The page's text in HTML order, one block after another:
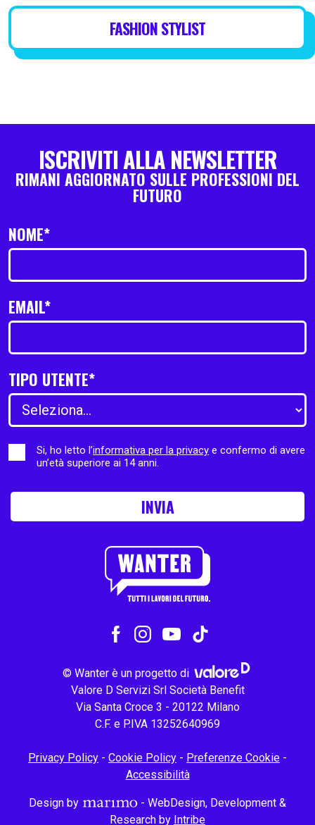
FASHION STYLIST
ISCRIVITI ALLA NEWSLETTER
RIMANI AGGIORNATO SULLE PROFESSIONI DEL
FUTURO
NOME*
EMAIL*
TIPO UTENTE*
Si, ho letto l’informativa per la privacy e confermo di avere
un’età superiore ai 14 anni.
INVIA
© Wanter è un progetto di
Valore D Servizi Srl Società Benefit
Via Santa Croce 3 - 20122 Milano
C.F. e P.IVA 13252640969
Privacy Policy - Cookie Policy - Preferenze Cookie -
Accessibilità
Design by
- WebDesign, Development &
Research by Intribe